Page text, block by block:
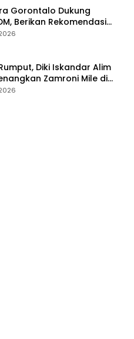
Gorontalo Dukung
Berikan Rekomendasi
Diki Iskandar Alim
Zamroni Mile di